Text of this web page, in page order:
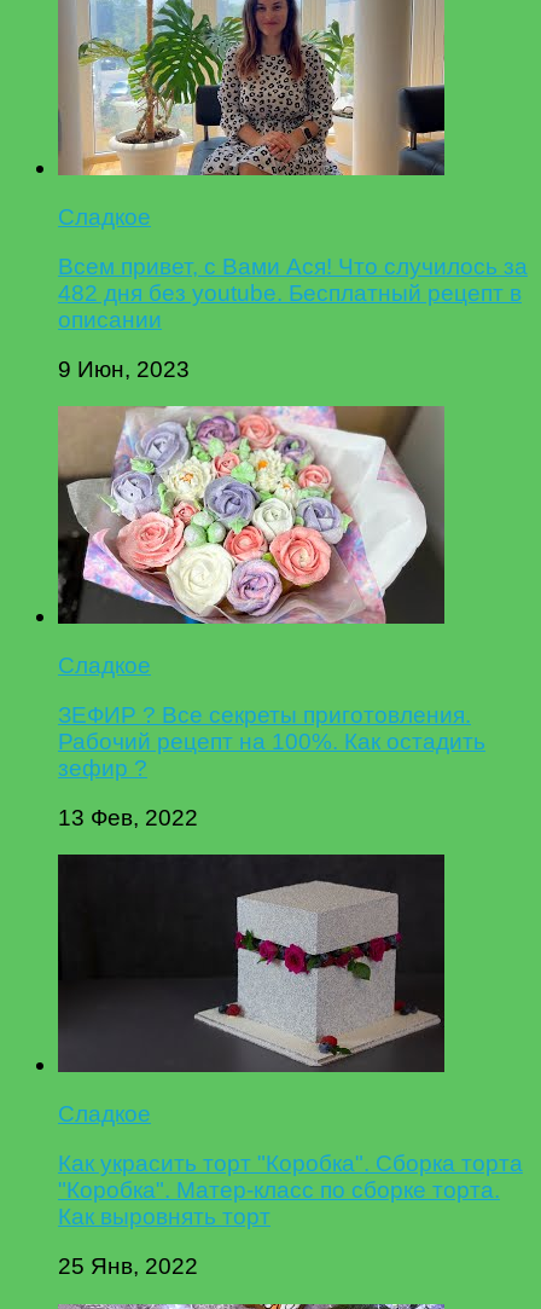
Сладкое
Всем привет, с Вами Ася! Что случилось за
482 дня без youtube. Бесплатный рецепт в
описании
9 Июн, 2023
Сладкое
ЗЕФИР ? Все секреты приготовления.
Рабочий рецепт на 100%. Как остадить
зефир ?
13 Фев, 2022
Сладкое
Как украсить торт "Коробка". Сборка торта
"Коробка". Матер-класс по сборке торта.
Как выровнять торт
25 Янв, 2022